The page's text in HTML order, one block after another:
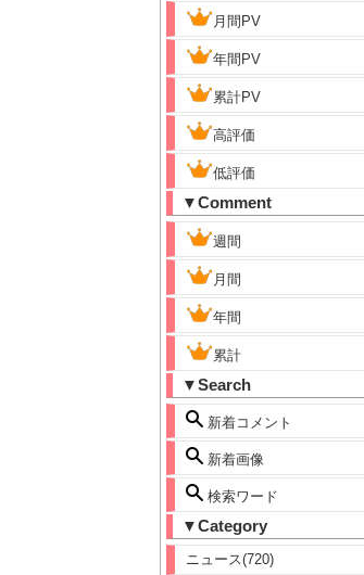
月間PV
年間PV
累計PV
高評価
低評価
▼Comment
週間
月間
年間
累計
▼Search
新着コメント
新着画像
検索ワード
▼Category
ニュース(720)